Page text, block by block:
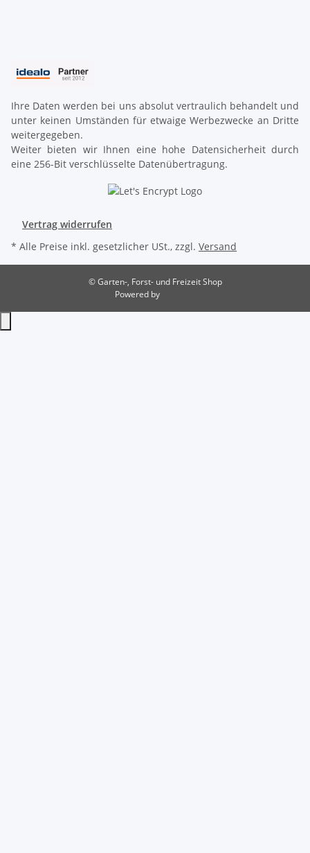
Ihre Daten werden bei uns absolut vertraulich behandelt und
unter keinen Umständen für etwaige Werbezwecke an Dritte
weitergegeben.
Weiter bieten wir Ihnen eine hohe Datensicherheit durch
eine 256-Bit verschlüsselte Datenübertragung.
Vertrag widerrufen
* Alle Preise inkl. gesetzlicher USt., zzgl. Versand
© Garten-, Forst- und Freizeit Shop
Powered by